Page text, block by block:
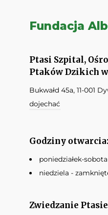
Fundacja
Ptasi Szpital,
Ptaków Dzikich
Bukwałd 45a, 11-001
dojechać
Godziny otwarcia:
poniedziałek-
niedziela -
Zwiedzanie